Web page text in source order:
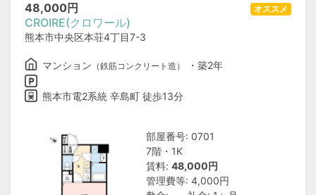
48,000円
CROIRE(クロワール)
熊本市中央区本荘4丁目7-3
オススメ
マンション （鉄筋コンクリート造） ・築2年
熊本市電2系統 辛島町 徒歩13分
部屋番号: 0701
7階・1K
賃料: 48,000円
管理費等: 4,000円